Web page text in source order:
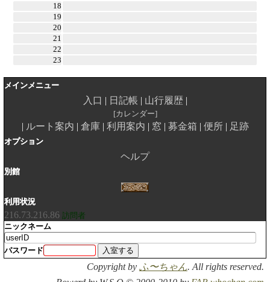
18
19
20
21
22
23
メインメニュー
入口 日記帳 山行履歴
カレンダー
ルート案内 倉庫 利用案内 窓 募金箱 便所 足跡
オプション
ヘルプ
別館
利用状況
216.73.216.86 訪問者
ニックネーム
パスワード
Copyright by ふ〜ちゃん. All rights reserved.